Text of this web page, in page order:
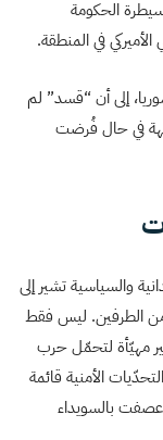
الحكومة
في المنطقة.
إلى أن “قسد” لم
في حال فُرضت
والسياسية تشير إلى
من الطرفين. ليس فقط
مهيّأة لتحمّل حرب
الأمنية قائمة
عصفت بالسويداء